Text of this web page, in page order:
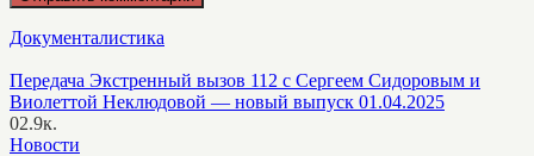
Документалистика
Передача Экстренный вызов 112 с Сергеем Сидоровым и
Виолеттой Неклюдовой — новый выпуск 01.04.2025
02.9к.
Новости